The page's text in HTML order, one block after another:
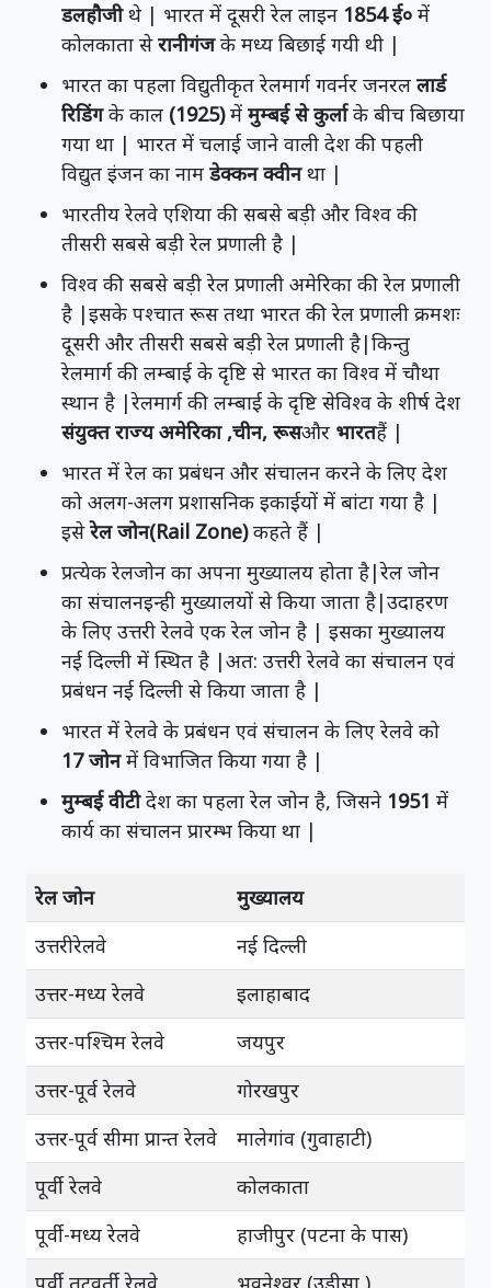
डलहौजीथे | भारत में दूसरी रेल लाइन 1854 ई० में
कोलकाता सेरानीगंजके मध्य बिछाई गयी थी |
भारत का पहला विद्युतीकृत रेलमार्ग गवर्नर जनरल लार्ड
रिडिंगके काल (1925)में मुम्बई से कुर्लाके बीच बिछाया
गया था | भारत में चलाई जाने वाली देश की पहली
विद्युत इंजन का नाम डेक्कन क्वीनथा |
भारतीय रेलवे एशिया की सबसे बड़ी और विश्व की
तीसरी सबसे बड़ी रेल प्रणाली है |
विश्व की सबसे बड़ी रेल प्रणाली अमेरिका की रेल प्रणाली
है |इसके पश्चात रूस तथा भारत की रेल प्रणाली क्रमशः
दूसरी और तीसरी सबसे बड़ी रेल प्रणाली है|किन्तु
रेलमार्ग की लम्बाई के दृष्टि से भारत का विश्व में चौथा
स्थान है |रेलमार्ग की लम्बाई के दृष्टि सेविश्व के शीर्ष देश
संयुक्त राज्य अमेरिका ,चीन, रूसऔर भारतहैं |
भारत में रेल का प्रबंधन और संचालन करने के लिए देश
को अलग-अलग प्रशासनिक इकाईयों में बांटा गया है |
इसेरेल जोन(Rail Zone)कहते हैं |
प्रत्येक रेलजोन का अपना मुख्यालय होता है|रेल जोन
का संचालनइन्ही मुख्यालयों से किया जाता है|उदाहरण
के लिए उत्तरी रेलवे एक रेल जोन है | इसका मुख्यालय
नई दिल्ली में स्थित है |अत: उत्तरी रेलवे का संचालन एवं
प्रबंधन नई दिल्ली से किया जाता है |
भारत में रेलवे के प्रबंधन एवं संचालन के लिए रेलवे को
17 जोनमें विभाजित किया गया है |
मुम्बई वीटीदेश का पहला रेल जोन है, जिसने 1951 में
कार्य का संचालन प्रारम्भ किया था |
रेल जोन
मुख्यालय
उत्तरीरेलवे
नई दिल्ली
उत्तर-मध्य रेलवे
इलाहाबाद
उत्तर-पश्चिम रेलवे
जयपुर
उत्तर-पूर्व रेलवे
गोरखपुर
उत्तर-पूर्व सीमा प्रान्त रेलवे
मालेगांव (गुवाहाटी)
पूर्वी रेलवे
कोलकाता
पूर्वी-मध्य रेलवे
हाजीपुर (पटना के पास)
पूर्वी तटवर्ती रेलवे
भुवनेश्वर (उड़ीसा )